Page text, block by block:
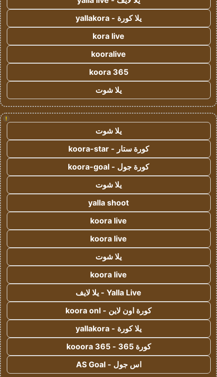
يلا كورة - yallakora
kora live
kooralive
koora 365
يلا شوت
!
يلا شوت
كورة ستار - koora-star
كورة جول - koora-goal
يلا شوت
yalla shoot
koora live
koora live
يلا شوت
koora live
Yalla Live - يلا لايف
كورة اون لاين - koora onl
يلا كورة - yallakora
كورة 365 - kooora 365
اس جول - AS Goal